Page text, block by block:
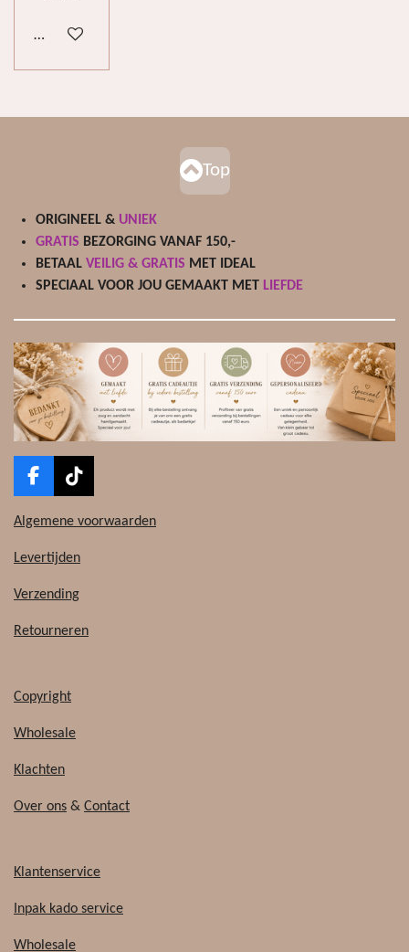
In winkelwagen
Top
ORIGINEEL & UNIEK
GRATIS BEZORGING VANAF 150,-
BETAAL VEILIG & GRATIS MET IDEAL
SPECIAAL VOOR JOU GEMAAKT MET LIEFDE
F
c
b
o
T
k
o
Algemene voorwaarden
Levertijden
Verzending
Retourneren
Copyright
Wholesale
Klachten
Over ons & Contact
Klantenservice
Inpak kado service
Wholesale